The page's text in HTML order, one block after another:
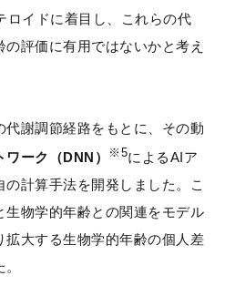
ロイドに着目し、これらの代
評価に有用ではないかと考え
謝調節経路をもとに、その動
ーク（DNN） ※5によるAIア
計算手法を開発しました。こ
生物学的年齢との関連をモデル
拡大する生物学的年齢の個人差